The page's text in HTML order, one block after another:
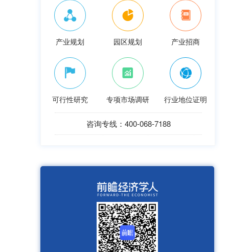
产业规划 园区规划 产业招商
可行性研究 专项市场调研 行业地位证明
咨询专线：400-068-7188